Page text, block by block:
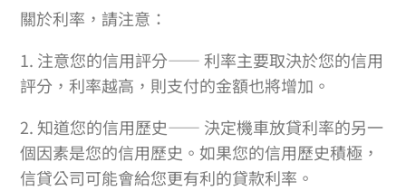
關於利率，請注意：
1. 注意您的信用評分—— 利率主要取決於您的信用
評分，利率越高，則支付的金額也將增加。
2. 知道您的信用歷史—— 決定機車放貸利率的另一
個因素是您的信用歷史。如果您的信用歷史積極，
信貸公司可能會給您更有利的貸款利率。